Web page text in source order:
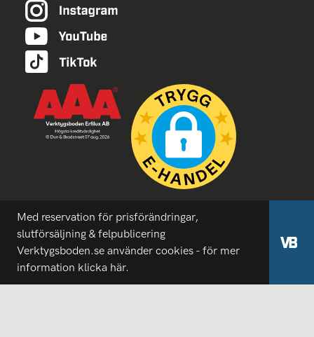
Med reservation för prisförändringar,
slutförsäljning & felpublicering
Verktygsboden.se använder cookies - för mer
information klicka här.